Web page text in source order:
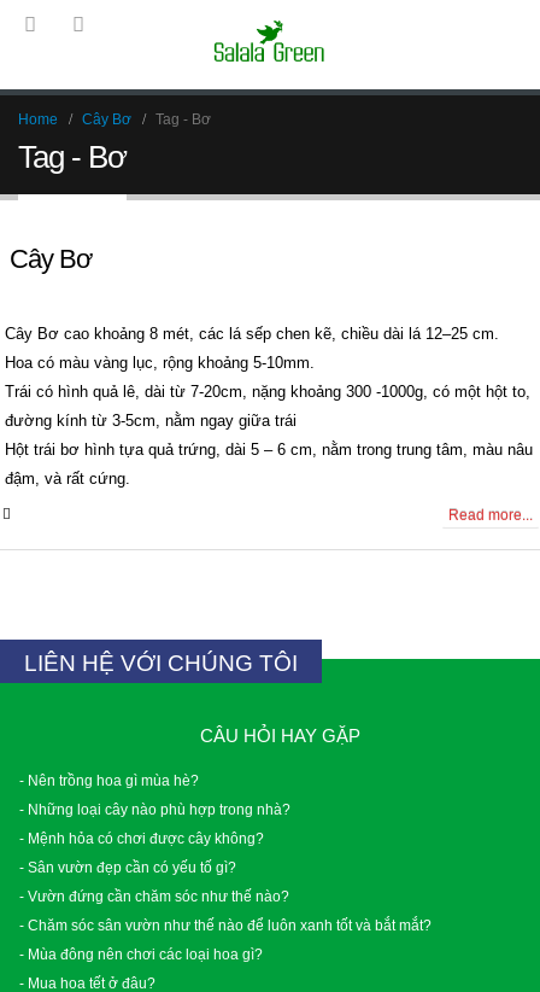
Home Cây Bơ Tag - Bơ
Tag - Bơ
Cây Bơ
Cây Bơ cao khoảng 8 mét, các lá sếp chen kẽ, chiều dài lá 12–25 cm.
Hoa có màu vàng lục, rộng khoảng 5-10mm.
Trái có hình quả lê, dài từ 7-20cm, nặng khoảng 300 -1000g, có một hột to,
đường kính từ 3-5cm, nằm ngay giữa trái
Hột trái bơ hình tựa quả trứng, dài 5 – 6 cm, nằm trong trung tâm, màu nâu
đậm, và rất cứng.
Read more...
LIÊN HỆ VỚI CHÚNG TÔI
CÂU HỎI HAY GẶP
- Nên trồng hoa gì mùa hè?
- Những loại cây nào phù hợp trong nhà?
- Mệnh hỏa có chơi được cây không?
- Sân vườn đẹp cần có yếu tố gì?
- Vườn đứng cần chăm sóc như thế nào?
- Chăm sóc sân vườn như thế nào để luôn xanh tốt và bắt mắt?
- Mùa đông nên chơi các loại hoa gì?
- Mua hoa tết ở đâu?